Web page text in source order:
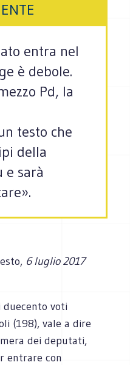
entra nel
è debole.
Pd, la
testo che
della
e sarà
6 luglio 2017
duecento voti
(198), vale a dire
dei deputati,
entrare con